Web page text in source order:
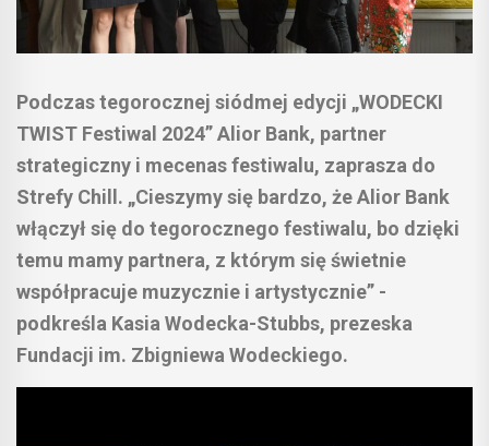
Podczas tegorocznej siódmej edycji „WODECKI
TWIST Festiwal 2024” Alior Bank, partner
strategiczny i mecenas festiwalu, zaprasza do
Strefy Chill. „Cieszymy się bardzo, że Alior Bank
włączył się do tegorocznego festiwalu, bo dzięki
temu mamy partnera, z którym się świetnie
współpracuje muzycznie i artystycznie” -
podkreśla Kasia Wodecka-Stubbs, prezeska
Fundacji im. Zbigniewa Wodeckiego.